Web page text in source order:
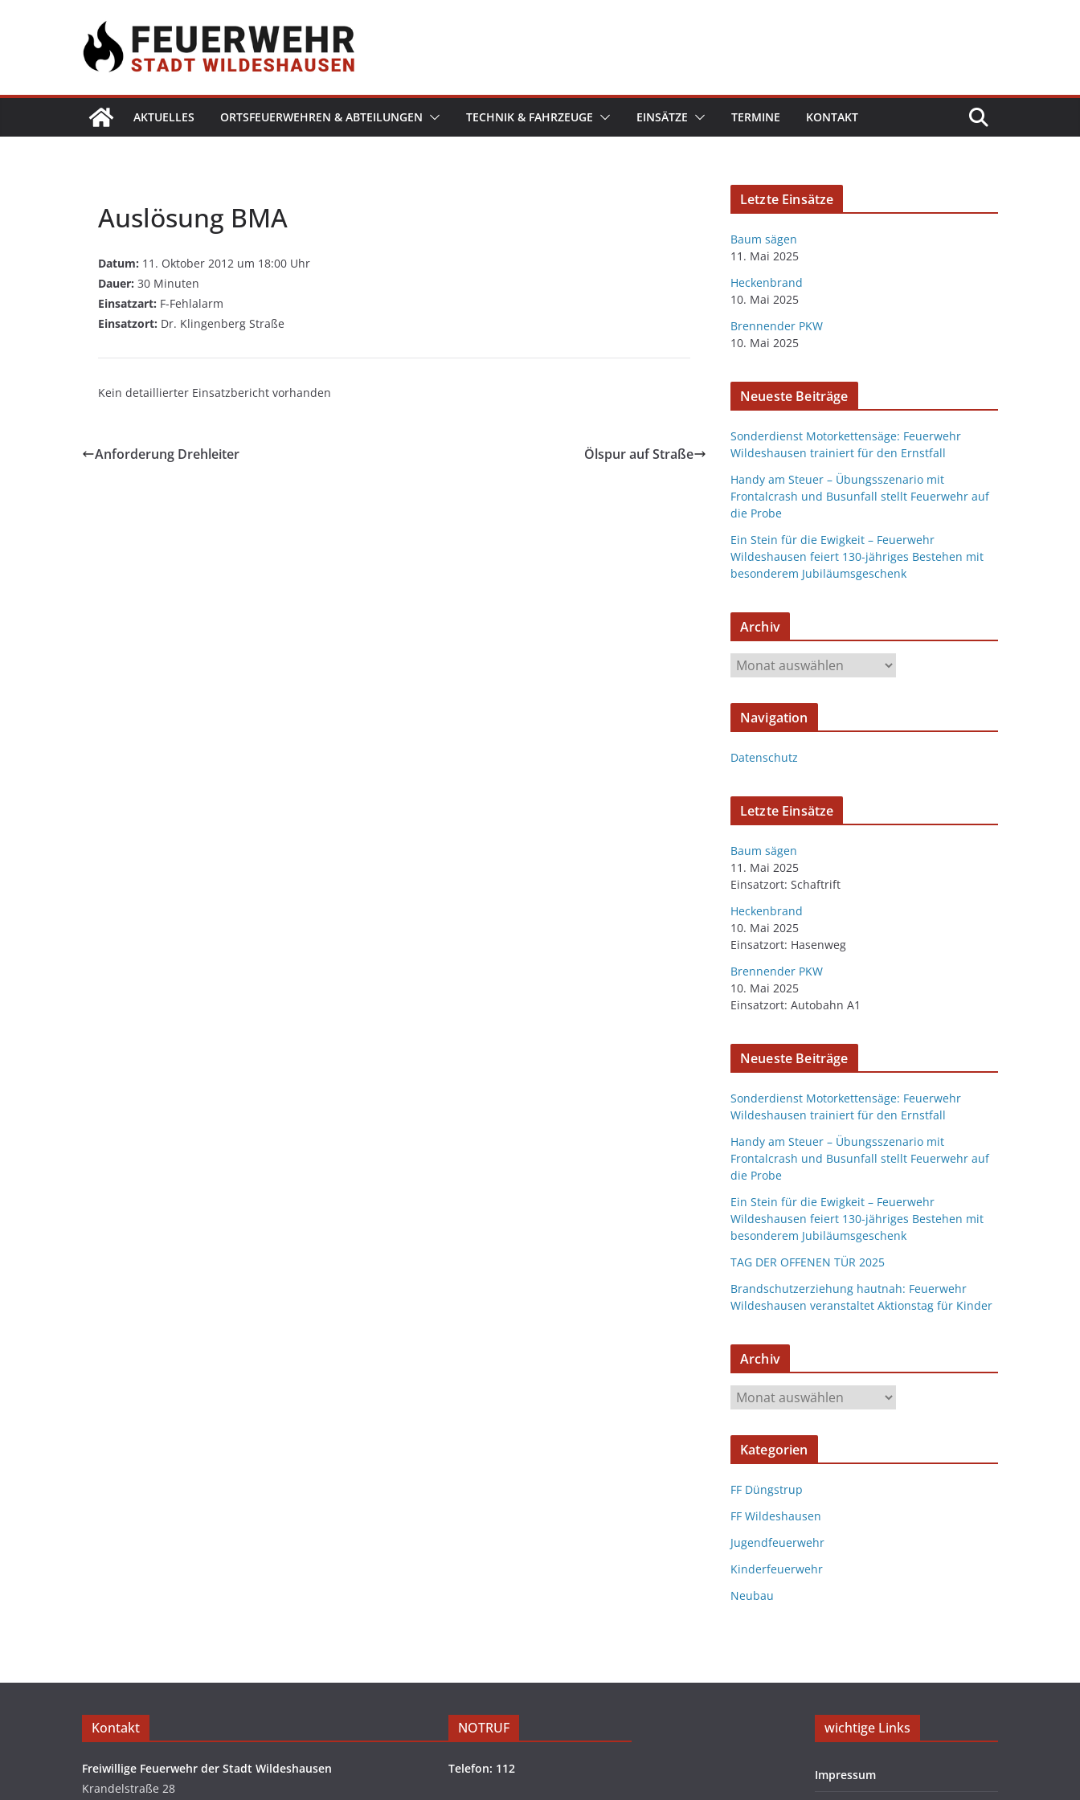
AKTUELLES ORTSFEUERWEHREN & ABTEILUNGEN TECHNIK & FAHRZEUGE EINSÄTZE TERMINE KONTAKT
Auslösung BMA
Datum: 11. Oktober 2012 um 18:00 Uhr
Dauer: 30 Minuten
Einsatzart: F-Fehlalarm
Einsatzort: Dr. Klingenberg Straße
Kein detaillierter Einsatzbericht vorhanden
Anforderung Drehleiter Ölspur auf Straße
Letzte Einsätze
Baum sägen
11. Mai 2025
Heckenbrand
10. Mai 2025
Brennender PKW
10. Mai 2025
Neueste Beiträge
Sonderdienst Motorkettensäge: Feuerwehr
Wildeshausen trainiert für den Ernstfall
Handy am Steuer – Übungsszenario mit
Frontalcrash und Busunfall stellt Feuerwehr auf
die Probe
Ein Stein für die Ewigkeit – Feuerwehr
Wildeshausen feiert 130-jähriges Bestehen mit
besonderem Jubiläumsgeschenk
Archiv
Navigation
Datenschutz
Letzte Einsätze
Baum sägen
11. Mai 2025
Einsatzort: Schaftrift
Heckenbrand
10. Mai 2025
Einsatzort: Hasenweg
Brennender PKW
10. Mai 2025
Einsatzort: Autobahn A1
Neueste Beiträge
Sonderdienst Motorkettensäge: Feuerwehr
Wildeshausen trainiert für den Ernstfall
Handy am Steuer – Übungsszenario mit
Frontalcrash und Busunfall stellt Feuerwehr auf
die Probe
Ein Stein für die Ewigkeit – Feuerwehr
Wildeshausen feiert 130-jähriges Bestehen mit
besonderem Jubiläumsgeschenk
TAG DER OFFENEN TÜR 2025
Brandschutzerziehung hautnah: Feuerwehr
Wildeshausen veranstaltet Aktionstag für Kinder
Archiv
Kategorien
FF Düngstrup
FF Wildeshausen
Jugendfeuerwehr
Kinderfeuerwehr
Neubau
Kontakt
Freiwillige Feuerwehr der Stadt Wildeshausen
Krandelstraße 28
NOTRUF
Telefon: 112
wichtige Links
Impressum